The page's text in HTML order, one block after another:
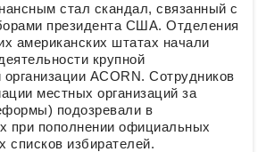
стал скандал, связанный с
президента США. Отделения
американских штатах начали
крупной
ACORN. Сотрудников
местных организаций за
подозревали в
при пополнении официальных
списков избирателей.